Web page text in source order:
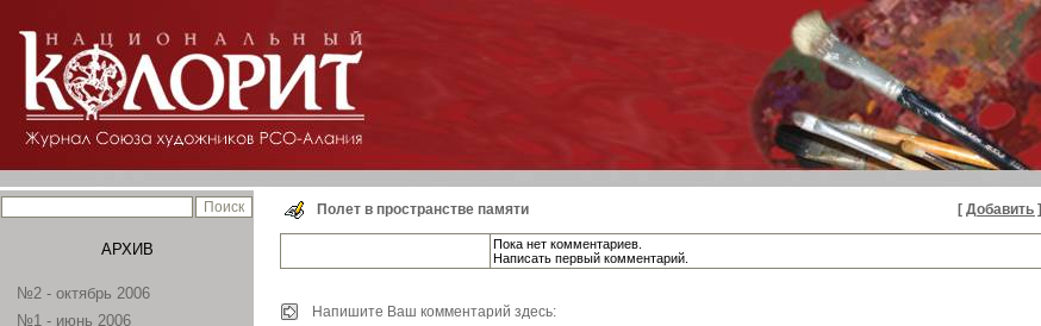
АРХИВ
№2 - октябрь 2006
№1 - июнь 2006
Полет в пространстве памяти [ Добавить ]
Пока нет комментариев.
Написать первый комментарий.
Напишите Ваш комментарий здесь: